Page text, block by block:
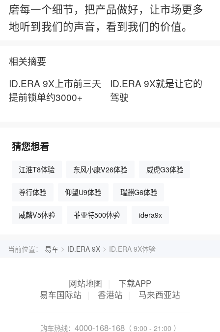
磨每一个细节，把产品做好，让市场更多
地听到我们的声音，看到我们的价值。
相关摘要
ID.ERA 9X上市前三天
提前锁单约3000+
ID.ERA 9X就是让它的
驾驶
猜您想看
江淮T8体验 东风小康V26体验 威虎G3体验
尊行体验 仰望U9体验 瑞麒G6体验
威麟V5体验 菲亚特500体验 idera9x
当前位置： 易车 > ID.ERA 9X > ID.ERA 9X体验
网站地图
下载APP
易车国际站
香港站 马来西亚站
购车热线： 4000-168-168（ 9:00 - 21:00 ）